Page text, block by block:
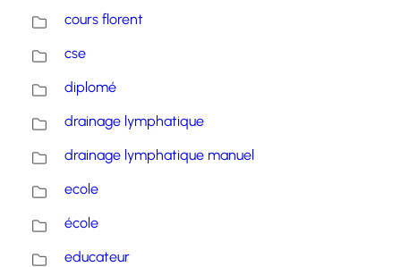
cours florent
cse
diplomé
drainage lymphatique
drainage lymphatique manuel
ecole
école
educateur